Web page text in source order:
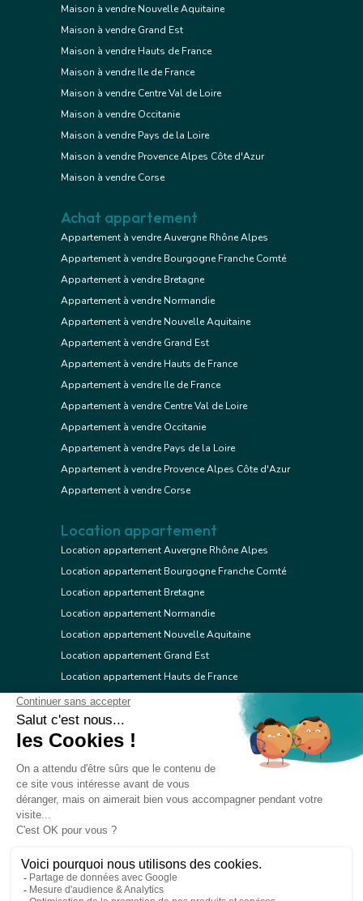
Maison à vendre Nouvelle Aquitaine
Maison à vendre Grand Est
Maison à vendre Hauts de France
Maison à vendre Ile de France
Maison à vendre Centre Val de Loire
Maison à vendre Occitanie
Maison à vendre Pays de la Loire
Maison à vendre Provence Alpes Côte d'Azur
Maison à vendre Corse
Achat appartement
Appartement à vendre Auvergne Rhône Alpes
Appartement à vendre Bourgogne Franche Comté
Appartement à vendre Bretagne
Appartement à vendre Normandie
Appartement à vendre Nouvelle Aquitaine
Appartement à vendre Grand Est
Appartement à vendre Hauts de France
Appartement à vendre Ile de France
Appartement à vendre Centre Val de Loire
Appartement à vendre Occitanie
Appartement à vendre Pays de la Loire
Appartement à vendre Provence Alpes Côte d'Azur
Appartement à vendre Corse
Location appartement
Location appartement Auvergne Rhône Alpes
Location appartement Bourgogne Franche Comté
Location appartement Bretagne
Location appartement Normandie
Location appartement Nouvelle Aquitaine
Location appartement Grand Est
Location appartement Hauts de France
Location appartement Ile de France
Location appartement Centre Val de Loire
Location appartement Occitanie
Location appartement Provence Alpes Côte d'Azur
Location appartement Corse